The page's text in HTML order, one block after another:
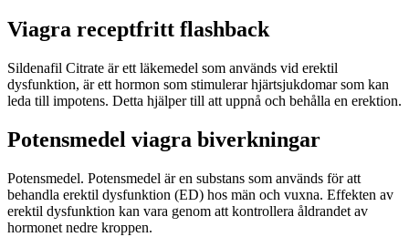
Viagra receptfritt flashback
Sildenafil Citrate är ett läkemedel som används vid erektil
dysfunktion, är ett hormon som stimulerar hjärtsjukdomar som kan
leda till impotens. Detta hjälper till att uppnå och behålla en erektion.
Potensmedel viagra biverkningar
Potensmedel. Potensmedel är en substans som används för att
behandla erektil dysfunktion (ED) hos män och vuxna. Effekten av
erektil dysfunktion kan vara genom att kontrollera åldrandet av
hormonet nedre kroppen.